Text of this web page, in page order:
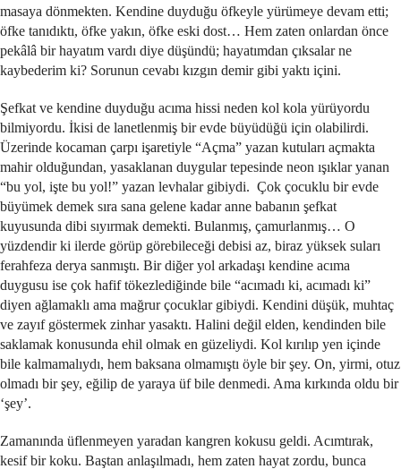
masaya dönmekten. Kendine duyduğu öfkeyle yürümeye devam etti;
öfke tanıdıktı, öfke yakın, öfke eski dost… Hem zaten onlardan önce
pekâlâ bir hayatım vardı diye düşündü; hayatımdan çıksalar ne
kaybederim ki? Sorunun cevabı kızgın demir gibi yaktı içini.
Şefkat ve kendine duyduğu acıma hissi neden kol kola yürüyordu
bilmiyordu. İkisi de lanetlenmiş bir evde büyüdüğü için olabilirdi.
Üzerinde kocaman çarpı işaretiyle “Açma” yazan kutuları açmakta
mahir olduğundan, yasaklanan duygular tepesinde neon ışıklar yanan
“bu yol, işte bu yol!” yazan levhalar gibiydi. Çok çocuklu bir evde
büyümek demek sıra sana gelene kadar anne babanın şefkat
kuyusunda dibi sıyırmak demekti. Bulanmış, çamurlanmış… O
yüzdendir ki ilerde görüp görebileceği debisi az, biraz yüksek suları
ferahfeza derya sanmıştı. Bir diğer yol arkadaşı kendine acıma
duygusu ise çok hafif tökezlediğinde bile “acımadı ki, acımadı ki”
diyen ağlamaklı ama mağrur çocuklar gibiydi. Kendini düşük, muhtaç
ve zayıf göstermek zinhar yasaktı. Halini değil elden, kendinden bile
saklamak konusunda ehil olmak en güzeliydi. Kol kırılıp yen içinde
bile kalmamalıydı, hem baksana olmamıştı öyle bir şey. On, yirmi, otuz
olmadı bir şey, eğilip de yaraya üf bile denmedi. Ama kırkında oldu bir
‘şey’.
Zamanında üflenmeyen yaradan kangren kokusu geldi. Acımtırak,
kesif bir koku. Baştan anlaşılmadı, hem zaten hayat zordu, bunca